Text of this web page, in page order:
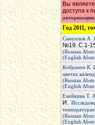
Вы
доступа к
авторизацию.
Год 2011,
Самуилов А.
№19. С.1-
(Russian
(English
Кобраков К.
цветах
(Russian
(English
Енейкина Т. А.
И.
температурах
(Russian
(English